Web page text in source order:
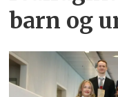
barn og